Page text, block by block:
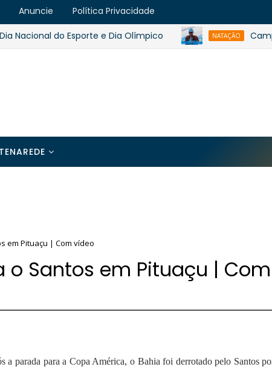
Anuncie Política Privacidade
do Esporte e Dia Olímpico NATAÇÃO
em Pituaçu | Com vídeo
o Santos em Pituaçu | Com
a parada para a Copa América, o Bahia foi derrotado pelo Santos